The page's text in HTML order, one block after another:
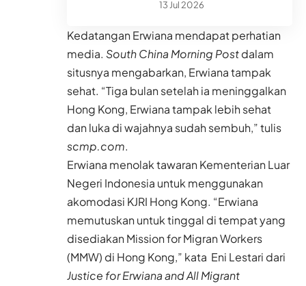
13 Jul 2026
Kedatangan Erwiana mendapat perhatian
media. South China Morning Postdalam
situsnya mengabarkan, Erwiana tampak
sehat. “Tiga bulan setelah ia meninggalkan
Hong Kong, Erwiana tampak lebih sehat
dan luka di wajahnya sudah sembuh,” tulis
scmp.com.
Erwiana menolak tawaran Kementerian Luar
Negeri Indonesia untuk menggunakan
akomodasi KJRI Hong Kong. “Erwiana
memutuskan untuk tinggal di tempat yang
disediakan Mission for Migran Workers
(MMW) di Hong Kong,” kata Eni Lestari dari
Justice for Erwiana and All Migrant